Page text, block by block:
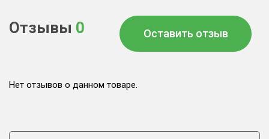
Отзывы 0 Оставить отзыв
Нет отзывов о данном товаре.